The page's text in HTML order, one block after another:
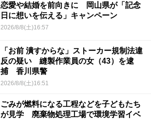
恋愛や結婚を前向きに 岡山県が「記念
日に想いを伝える」キャンペーン
2026/8/8(土)16:57
「お前 潰すからな」ストーカー規制法違
反の疑い 縫製作業員の女（43）を逮
捕 香川県警
2026/8/8(土)16:51
ごみが燃料になる工程などを子どもたち
が見学 廃棄物処理工場で環境学習イベ